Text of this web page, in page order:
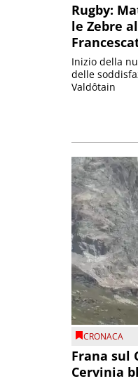
Rugby:
le Zebre
Inizio della
delle
Valdôtain
CRONACA
Frana sul
Cervinia